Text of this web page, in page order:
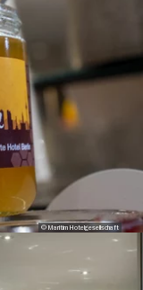
© Maritim Hotelgesellschaft